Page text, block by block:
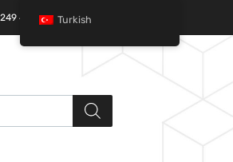
49 01 | +90 532 685 32 42
Turkish